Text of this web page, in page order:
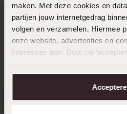
maken. Met deze cookies en
partijen jouw internetgedrag
volgen en verzamelen. Hiermee
onze website, advertenties en
interesses aan. Door op
aanpassen. Lees er meer over
Duurzamer